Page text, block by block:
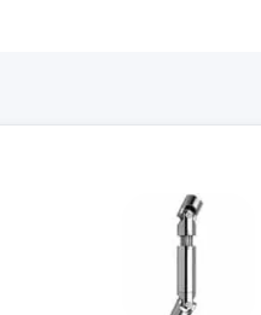
Gelenkwellen
Ausziehbar, bis 500 Nm, 200–2000